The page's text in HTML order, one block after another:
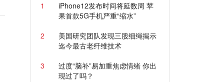
1
iPhone12发布时间将延数周 苹
果首款5G手机严重“缩水”
2
美国研究团队发现三股细绳揭示
迄今最古老纤维技术
3
过度“脑补”易加重焦虑情绪 你出
现过了吗？